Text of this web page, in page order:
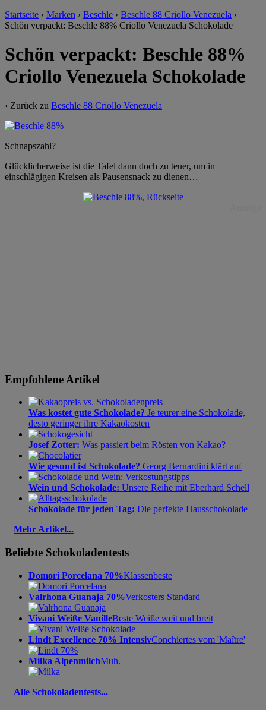
Startseite › Marken › Beschle › Beschle 88 Criollo Venezuela ›
Schön verpackt: Beschle 88% Criollo Venezuela Schokolade
Schön verpackt: Beschle 88%
Criollo Venezuela Schokolade
‹ Zurück zu Beschle 88 Criollo Venezuela
Schnapszahl?
Glücklicherweise ist die Tafel dann doch zu teuer, um in
einschlägigen Kreisen als Pausensnack zu dienen…
Empfohlene Artikel
Was kostet gute Schokolade? Je teurer eine Schokolade,
desto geringer ihre Kakaokosten
Josef Zotter: Was passiert beim Rösten von Kakao?
Wie gesund ist Schokolade? Georg Bernardini klärt auf
Wein und Schokolade: Unsere Reihe mit Eberhard Schell
Schokolade für jeden Tag: Die perfekte Hausschokolade
Mehr Artikel...
Beliebte Schokoladentests
Domori Porcelana 70%Klassenbeste
Valrhona Guanaja 70%Verkosters Standard
Vivani Weiße VanilleBeste Weiße weit und breit
Lindt Excellence 70% IntensivConchiertes vom 'Maître'
Milka AlpenmilchMuh.
Alle Schokoladentests...